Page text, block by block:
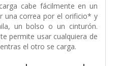
cabe fácilmente en un
una correa por el orificio* y
un bolso o un cinturón.
permite usar cualquiera de
el otro se carga.